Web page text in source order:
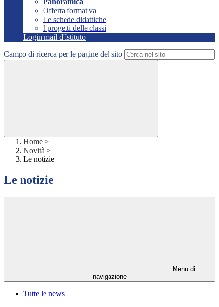
Panoramica
Offerta formativa
Le schede didattiche
I progetti delle classi
Login mail d'Istituto
Campo di ricerca per le pagine del sito
Home >
Novità >
Le notizie
Le notizie
Menu di
navigazione
Tutte le news